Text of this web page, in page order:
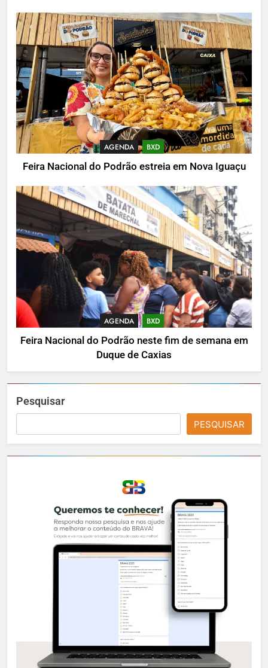
AGENDA BXD
Feira Nacional do Podrão estreia em Nova Iguaçu
AGENDA BXD
Feira Nacional do Podrão neste fim de semana em
Duque de Caxias
Pesquisar
PESQUISAR